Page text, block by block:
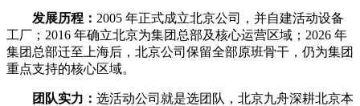
发展历程： 2005 年正式成立北京公司，并自建活动设备
工厂；2016 年确立北京为集团总部及核心运营区域；2026 年
集团总部迁至上海后，北京公司保留全部原班骨干，仍为集团
重点支持的核心区域。
团队实力： 选活动公司就是选团队，北京九舟深耕北京本